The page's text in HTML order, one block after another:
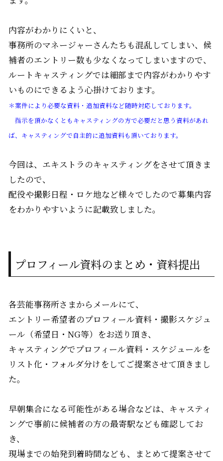
内容がわかりにくいと、
事務所のマネージャーさんたちも混乱してしまい、候
補者のエントリー数も少なくなってしまいますので、
ルートキャスティングでは細部まで内容がわかりやす
いものにできるよう心掛けております。
＊案件により必要な資料・追加資料など随時対応しております。
指示を頂かなくともキャスティングの方で必要だと思う資料があれ
ば、キャスティングで自主的に追加資料も頂いております。
今回は、エキストラのキャスティングをさせて頂きま
したので、
配役や撮影日程・ロケ地など様々でしたので募集内容
をわかりやすいように記載致しました。
プロフィール資料のまとめ・資料提出
各芸能事務所さまからメールにて、
エントリー希望者のプロフィール資料・撮影スケジュ
ール（希望日・NG等）をお送り頂き、
キャスティングでプロフィール資料・スケジュールを
リスト化・フォルダ分けをしてご提案させて頂きまし
た。
早朝集合になる可能性がある場合などは、キャスティ
ングで事前に候補者の方の最寄駅なども確認してお
き、
現場までの始発到着時間なども、まとめて提案させて